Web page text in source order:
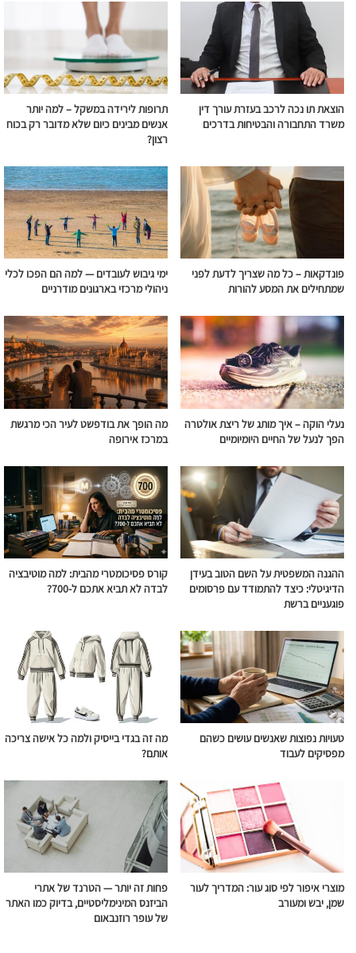
הוצאת תו נכה לרכב בעזרת עורך דין
משרד התחבורה והבטיחות בדרכים
תרופות לירידה במשקל – למה יותר
אנשים מבינים כיום שלא מדובר רק בכוח
רצון?
פונדקאות – כל מה שצריך לדעת לפני
שמתחילים את המסע להורות
ימי גיבוש לעובדים — למה הם הפכו לכלי
ניהולי מרכזי בארגונים מודרניים
נעלי הוקה – איך מותג של ריצת אולטרה
הפך לנעל של החיים היומיומיים
מה הופך את בודפשט לעיר הכי מרגשת
במרכז אירופה
ההגנה המשפטית על השם הטוב בעידן
הדיגיטלי: כיצד להתמודד עם פרסומים
פוגעניים ברשת
קורס פסיכומטרי מהבית: למה מוטיבציה
לבדה לא תביא אתכם ל-700?
טעויות נפוצות שאנשים עושים כשהם
מפסיקים לעבוד
מה זה בגדי בייסיק ולמה כל אישה צריכה
אותם?
מוצרי איפור לפי סוג עור: המדריך לעור
שמן, יבש ומעורב
פחות זה יותר — הטרנד של אתרי
הביזנס המינימליסטיים, בדיוק כמו האתר
של עופר רוזנבאום